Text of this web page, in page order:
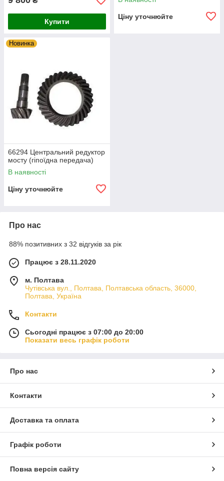
Купити
Ціну уточнюйте
Новинка
66294 Центральний редуктор
мосту (гіпоїдна передача)
В наявності
Ціну уточнюйте
Про нас
88% позитивних з 32 відгуків за рік
Працює з 28.11.2020
м. Полтава
Чутівська вул., Полтава, Полтавська область, 36000,
Полтава, Україна
Контакти
Сьогодні працює з 07:00 до 20:00
Показати весь графік роботи
Про нас
Контакти
Доставка та оплата
Графік роботи
Повна версія сайту